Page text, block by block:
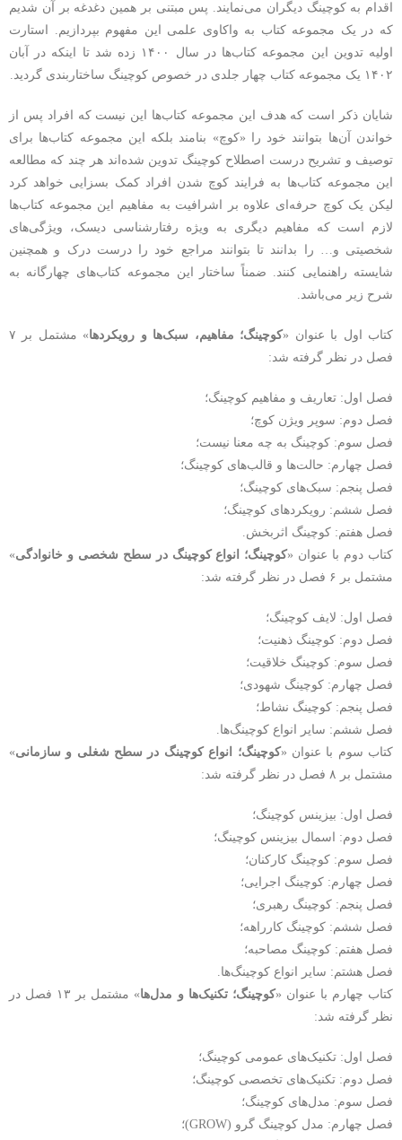
اقدام به کوچینگ دیگران می‌نمایند. پس مبتنی بر همین دغدغه بر آن شدیم
که در یک مجموعه کتاب به واکاوی علمی این مفهوم بپردازیم. استارت
اولیه تدوین این مجموعه کتاب‌ها در سال ۱۴۰۰ زده شد تا اینکه در آبان
۱۴۰۲ یک مجموعه کتاب چهار جلدی در خصوص کوچینگ ساختاربندی گردید.
شایان ذکر است که هدف این مجموعه کتاب‌ها این نیست که افراد پس از
خواندن آن‌ها بتوانند خود را «کوچ» بنامند بلکه این مجموعه کتاب‌ها برای
توصیف و تشریح درست اصطلاح کوچینگ تدوین شده‌اند هر چند که مطالعه
این مجموعه کتاب‌ها به فرایند کوچ شدن افراد کمک بسزایی خواهد کرد
لیکن یک کوچ حرفه‌ای علاوه بر اشرافیت به مفاهیم این مجموعه کتاب‌ها
لازم است که مفاهیم دیگری به ویژه رفتارشناسی دیسک، ویژگی‌های
شخصیتی و… را بدانند تا بتوانند مراجع خود را درست درک و همچنین
شایسته راهنمایی کنند. ضمناً ساختار این مجموعه کتاب‌های چهارگانه به
شرح زیر می‌باشد.
کتاب اول با عنوان «کوچینگ؛ مفاهیم، سبک‌ها و رویکردها
» مشتمل بر ۷
فصل در نظر گرفته شد:
فصل اول: تعاریف و مفاهیم کوچینگ؛
فصل دوم: سوپر ویژن کوچ؛
فصل سوم: کوچینگ به چه معنا نیست؛
فصل چهارم: حالت‌ها و قالب‌های کوچینگ؛
فصل پنجم: سبک‌های کوچینگ؛
فصل ششم: رویکردهای کوچینگ؛
فصل هفتم: کوچینگ اثربخش.
کتاب دوم با عنوان «کوچینگ؛ انواع کوچینگ در سطح شخصی و خانوادگی»
مشتمل بر ۶ فصل در نظر گرفته شد:
فصل اول: لایف کوچینگ؛
فصل دوم: کوچینگ ذهنیت؛
فصل سوم: کوچینگ خلاقیت؛
فصل چهارم: کوچینگ شهودی؛
فصل پنجم: کوچینگ نشاط؛
فصل ششم: سایر انواع کوچینگ‌ها.
کتاب سوم با عنوان «کوچینگ؛ انواع کوچینگ در سطح شغلی و سازمانی»
مشتمل بر ۸ فصل در نظر گرفته شد:
فصل اول: بیزینس کوچینگ؛
فصل دوم: اسمال بیزینس کوچینگ؛
فصل سوم: کوچینگ کارکنان؛
فصل چهارم: کوچینگ اجرایی؛
فصل پنجم: کوچینگ رهبری؛
فصل ششم: کوچینگ کارراهه؛
فصل هفتم: کوچینگ مصاحبه؛
فصل هشتم: سایر انواع کوچینگ‌ها.
کتاب چهارم با عنوان «کوچینگ؛ تکنیک‌ها و مدل‌ها
» مشتمل بر ۱۳ فصل در
نظر گرفته شد:
فصل اول: تکنیک‌های عمومی کوچینگ؛
فصل دوم: تکنیک‌های تخصصی کوچینگ؛
فصل سوم: مدل‌های کوچینگ؛
فصل چهارم: مدل کوچینگ گرو (GROW)؛